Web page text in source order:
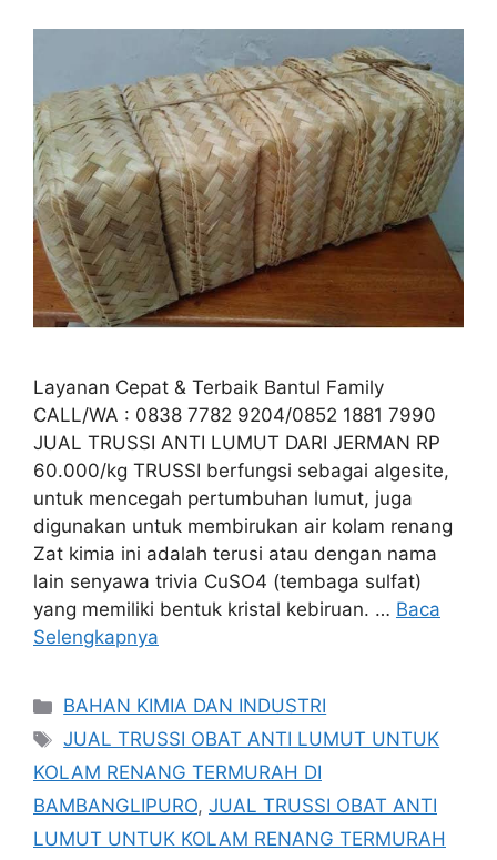
Layanan Cepat & Terbaik Bantul Family
CALL/WA : 0838 7782 9204/0852 1881 7990
JUAL TRUSSI ANTI LUMUT DARI JERMAN RP
60.000/kg TRUSSI berfungsi sebagai algesite,
untuk mencegah pertumbuhan lumut, juga
digunakan untuk membirukan air kolam renang
Zat kimia ini adalah terusi atau dengan nama
lain senyawa trivia CuSO4 (tembaga sulfat)
yang memiliki bentuk kristal kebiruan. … Baca
Selengkapnya
Kategori
BAHAN KIMIA DAN INDUSTRI
Tag
JUAL TRUSSI OBAT ANTI LUMUT UNTUK
KOLAM RENANG TERMURAH DI
BAMBANGLIPURO, JUAL TRUSSI OBAT ANTI
LUMUT UNTUK KOLAM RENANG TERMURAH